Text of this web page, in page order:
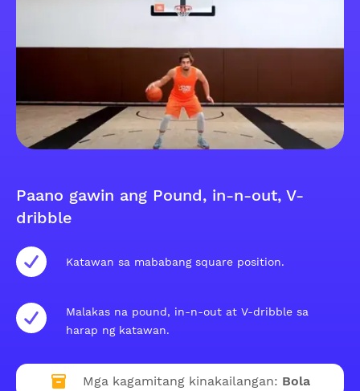
Paano gawin ang Pound, in-n-out, V-
dribble
Katawan sa mababang square position.
Malakas na pound, in-n-out at V-dribble sa
harap ng katawan.
Mga kagamitang kinakailangan: Bola